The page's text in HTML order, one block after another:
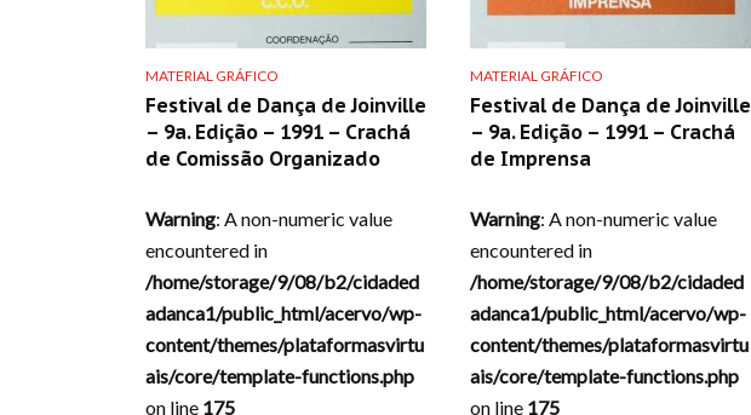
MATERIAL GRÁFICO
Festival de Dança de Joinville
– 9a. Edição – 1991 – Crachá
de Comissão Organizado
Warning: A non-numeric value
encountered in
/home/storage/9/08/b2/cidaded
adanca1/public_html/acervo/wp-
content/themes/plataformasvirtu
ais/core/template-functions.php
on line 175
MATERIAL GRÁFICO
Festival de Dança de Joinville
– 9a. Edição – 1991 – Crachá
de Imprensa
Warning: A non-numeric value
encountered in
/home/storage/9/08/b2/cidaded
adanca1/public_html/acervo/wp-
content/themes/plataformasvirtu
ais/core/template-functions.php
on line 175